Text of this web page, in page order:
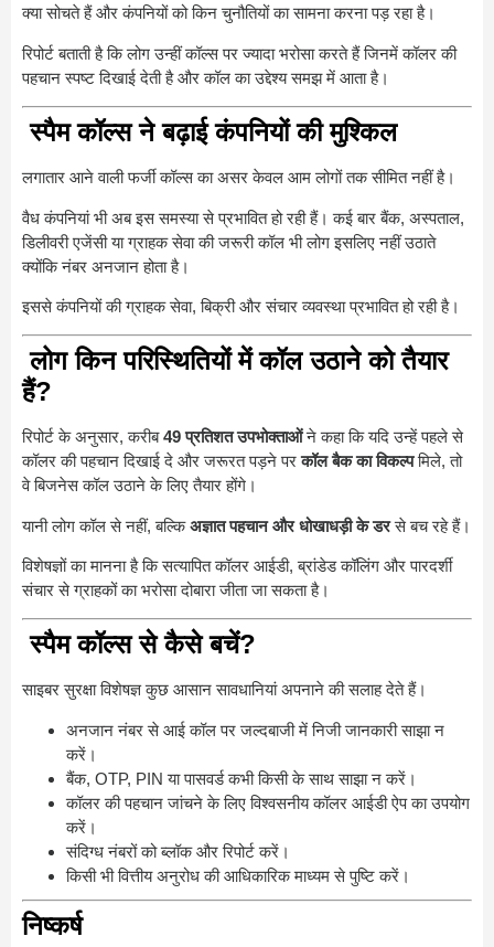
क्या सोचते हैं और कंपनियों को किन चुनौतियों का सामना करना पड़ रहा है।
रिपोर्ट बताती है कि लोग उन्हीं कॉल्स पर ज्यादा भरोसा करते हैं जिनमें कॉलर की
पहचान स्पष्ट दिखाई देती है और कॉल का उद्देश्य समझ में आता है।
स्पैम कॉल्स ने बढ़ाई कंपनियों की मुश्किल
लगातार आने वाली फर्जी कॉल्स का असर केवल आम लोगों तक सीमित नहीं है।
वैध कंपनियां भी अब इस समस्या से प्रभावित हो रही हैं। कई बार बैंक, अस्पताल,
डिलीवरी एजेंसी या ग्राहक सेवा की जरूरी कॉल भी लोग इसलिए नहीं उठाते
क्योंकि नंबर अनजान होता है।
इससे कंपनियों की ग्राहक सेवा, बिक्री और संचार व्यवस्था प्रभावित हो रही है।
लोग किन परिस्थितियों में कॉल उठाने को तैयार
हैं?
रिपोर्ट के अनुसार, करीब49 प्रतिशत उपभोक्ताओंने कहा कि यदि उन्हें पहले से
कॉलर की पहचान दिखाई दे और जरूरत पड़ने परकॉल बैक का विकल्पमिले, तो
वे बिजनेस कॉल उठाने के लिए तैयार होंगे।
यानी लोग कॉल से नहीं, बल्किअज्ञात पहचान और धोखाधड़ी के डरसे बच रहे हैं।
विशेषज्ञों का मानना है कि सत्यापित कॉलर आईडी, ब्रांडेड कॉलिंग और पारदर्शी
संचार से ग्राहकों का भरोसा दोबारा जीता जा सकता है।
स्पैम कॉल्स से कैसे बचें?
साइबर सुरक्षा विशेषज्ञ कुछ आसान सावधानियां अपनाने की सलाह देते हैं।
अनजान नंबर से आई कॉल पर जल्दबाजी में निजी जानकारी साझा न
करें।
बैंक, OTP, PIN या पासवर्ड कभी किसी के साथ साझा न करें।
कॉलर की पहचान जांचने के लिए विश्वसनीय कॉलर आईडी ऐप का उपयोग
करें।
संदिग्ध नंबरों को ब्लॉक और रिपोर्ट करें।
किसी भी वित्तीय अनुरोध की आधिकारिक माध्यम से पुष्टि करें।
निष्कर्ष